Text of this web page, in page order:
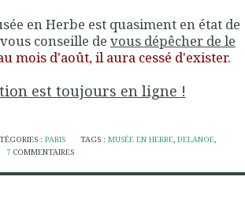
en Herbe est quasiment en état de
conseille de vous dépêcher de le
mois d'août, il aura cessé d'exister.
est toujours en ligne !
: PARIS TAGS :MUSÉE EN HERBE,DELANOE,
7 COMMENTAIRES